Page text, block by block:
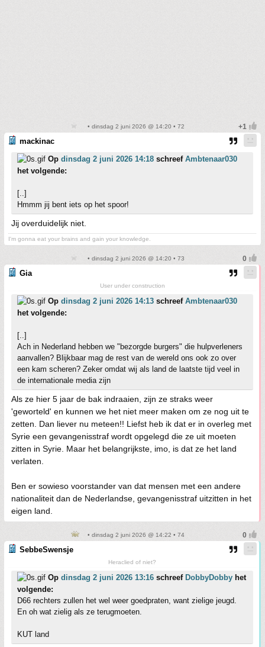
• dinsdag 2 juni 2026 @ 14:20 • 72
mackinac
Op dinsdag 2 juni 2026 14:18 schreef Ambtenaar030
het volgende:
[..]
Hmmm jij bent iets op het spoor!
Jij overduidelijk niet.
I'm gonna eat your brains and gain your knowledge.
• dinsdag 2 juni 2026 @ 14:20 • 73
Gia
User under construction
Op dinsdag 2 juni 2026 14:13 schreef Ambtenaar030
het volgende:
[..]
Ach in Nederland hebben we "bezorgde burgers" die hulpverleners
aanvallen? Blijkbaar mag de rest van de wereld ons ook zo over
een kam scheren? Zeker omdat wij als land de laatste tijd veel in
de internationale media zijn
Als ze hier 5 jaar de bak indraaien, zijn ze straks weer
'geworteld' en kunnen we het niet meer maken om ze nog uit te
zetten. Dan liever nu meteen!! Liefst heb ik dat er in overleg met
Syrie een gevangenisstraf wordt opgelegd die ze uit moeten
zitten in Syrie. Maar het belangrijkste, imo, is dat ze het land
verlaten.
Ben er sowieso voorstander van dat mensen met een andere
nationaliteit dan de Nederlandse, gevangenisstraf uitzitten in het
eigen land.
• dinsdag 2 juni 2026 @ 14:22 • 74
SebbeSwensje
Heraclied of niet?
Op dinsdag 2 juni 2026 13:16 schreef DobbyDobby het
volgende:
D66 rechters zullen het wel weer goedpraten, want zielige jeugd.
En oh wat zielig als ze terugmoeten.
KUT land